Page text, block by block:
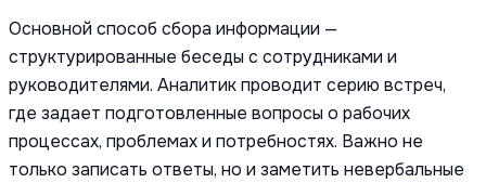
Основной способ сбора информации —
структурированные беседы с сотрудниками и
руководителями. Аналитик проводит серию встреч,
где задает подготовленные вопросы о рабочих
процессах, проблемах и потребностях. Важно не
только записать ответы, но и заметить невербальные